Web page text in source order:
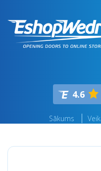
4.6
Sākums